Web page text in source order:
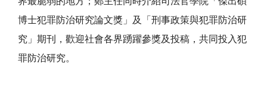
博士犯罪防治研究論文獎」及「刑事政策與犯罪防治研
究」期刊，歡迎社會各界踴躍參獎及投稿，共同投入犯
罪防治研究。